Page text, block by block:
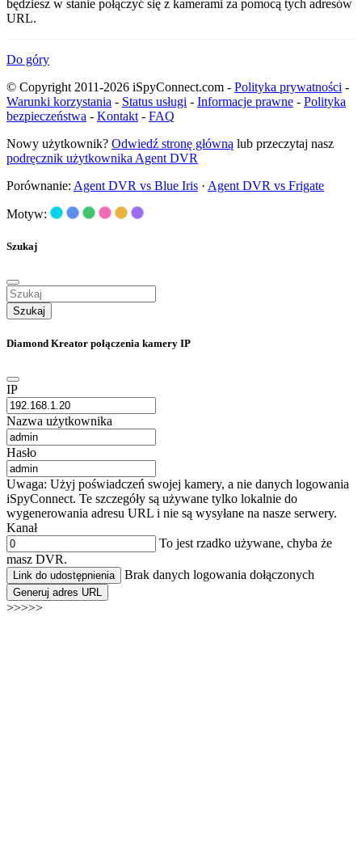
będziesz w stanie połączyć się z kamerami za pomocą tych adresów
URL.
Do góry
© Copyright 2011-2026 iSpyConnect.com - Polityka prywatności -
Warunki korzystania - Status usługi - Informacje prawne - Polityka
bezpieczeństwa - Kontakt - FAQ
Nowy użytkownik? Odwiedź stronę główną lub przeczytaj nasz
podręcznik użytkownika Agent DVR
Porównanie: Agent DVR vs Blue Iris · Agent DVR vs Frigate
Motyw:
Szukaj
Szukaj
Diamond Kreator połączenia kamery IP
IP
Nazwa użytkownika
Hasło
Uwaga: Użyj poświadczeń swojej kamery, a nie danych logowania
iSpyConnect. Te szczegóły są używane tylko lokalnie do
wygenerowania adresu URL i nie są wysyłane na nasze serwery.
Kanał
To jest rzadko używane, chyba że
masz DVR.
Link do udostępnienia Brak danych logowania dołączonych
Generuj adres URL
>>>>>